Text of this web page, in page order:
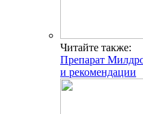
Читайте также:
Препарат
и рекомендации